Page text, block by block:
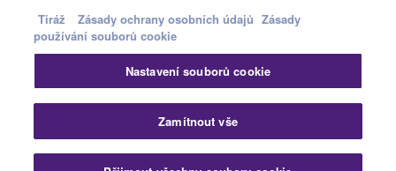
Kontaktujte násPodmínky užití
Zásady ochrany osobních údajů
Zásady používání souborů cookieTiráž
© Yamaha Corporation.
Tiráž
Zásady ochrany osobních údajů Zásady
používání souborů cookie
Nastavení souborů cookie
Zamítnout vše